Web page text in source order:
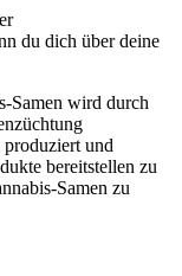
du dich über deine
Samen wird durch
produziert und
bereitstellen zu
Samen zu